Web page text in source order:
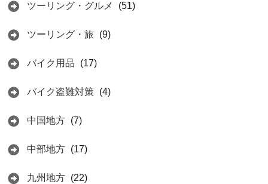
ツーリング・グルメ (51)
ツーリング・旅 (9)
バイク用品 (17)
バイク盗難対策 (4)
中国地方 (7)
中部地方 (17)
九州地方 (22)